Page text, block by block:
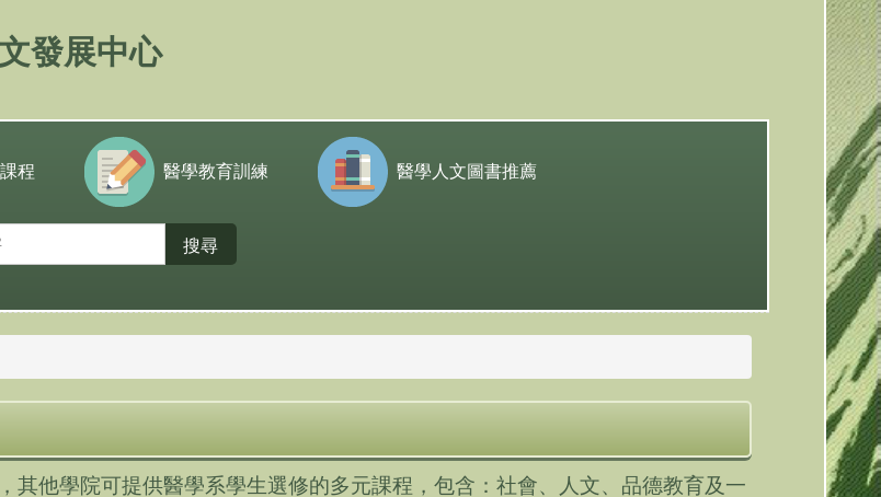
發展中心
程 醫學教育訓練 醫學人文圖書推薦
搜尋
他學院可提供醫學系學生選修的多元課程，包含 ： 社會、人文、品德教育及一